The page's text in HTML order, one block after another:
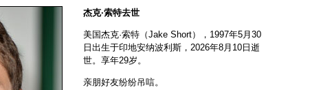
杰克·索特去世
美国杰克·索特（Jake Short），1997年5月30
日出生于印地安纳波利斯，2026年8月10日逝
世。享年29岁。
亲朋好友纷纷吊唁。